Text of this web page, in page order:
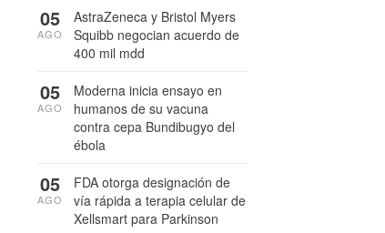
AstraZeneca y Bristol Myers
Squibb negocian acuerdo de
400 mil mdd
05
AGO
Moderna inicia ensayo en
humanos de su vacuna
contra cepa Bundibugyo del
ébola
05
AGO
FDA otorga designación de
vía rápida a terapia celular de
Xellsmart para Parkinson
05
AGO